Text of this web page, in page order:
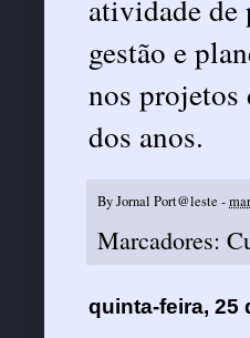
atividade de
gestão e
nos projetos
dos anos.
ByJornal Port@leste -
Marcadores:
quinta-feira, 25